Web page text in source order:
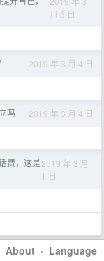
月 5 日
2019 年 3 月 4 日
吗 2019 年 3 月 4 日
费，这是2019 年 3 月
1 日
About · Language